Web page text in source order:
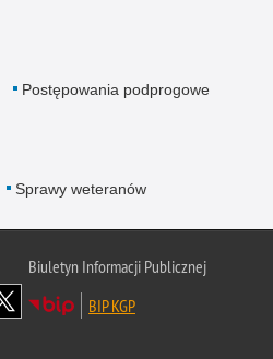
Postępowania podprogowe
Sprawy weteranów
Biuletyn Informacji Publicznej
BIP KGP